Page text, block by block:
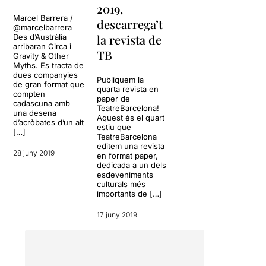
Deu acròbates
quatre dones,
Baillon, Jessica Connell,
Marty Evans, Piri
Martin, Hamish McCourty,
Daniel O’Brien i Kimberley
O’Brien, que amb llenguatge
musical intenten trobar la
manera d'expressar la
duresa que implica
màxim possible els nostres
límits , com de fet fem cada
dia en llegir les notícies.
Un espectacle de gran
duresa física,
Marcel Barrera /
@marcelbarrera
Des d’Austràlia
arribaran Circa i
Gravity & Other
Myths. Es tracta de
dues companyies
de gran format que
compten
cadascuna amb
una desena
d’acròbates d’un alt
[…]
28 juny 2019
2019,
descarrega’t
la revista de
TB
Publiquem la
quarta revista en
paper de
TeatreBarcelona!
Aquest és el quart
estiu que
TeatreBarcelona
editem una revista
en format paper,
dedicada a un dels
esdeveniments
culturals més
importants de […]
17 juny 2019